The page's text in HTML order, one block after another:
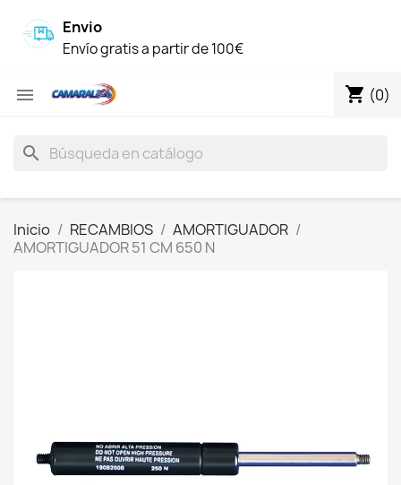
Envio
Envío gratis a partir de 100€
 shopping_cart (0)
search
Inicio RECAMBIOS
AMORTIGUADOR
AMORTIGUADOR 51 CM 650 N